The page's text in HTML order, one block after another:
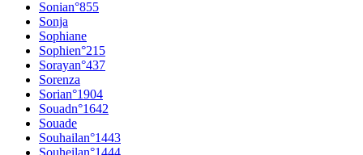
Sonian°855
Sonja
Sophiane
Sophien°215
Sorayan°437
Sorenza
Sorian°1904
Souadn°1642
Souade
Souhailan°1443
Souheilan°1444